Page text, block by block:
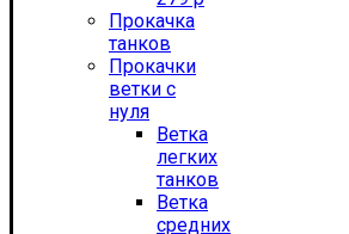
Прокачка
танков
Прокачки
ветки с
нуля
Ветка
легких
танков
Ветка
средних